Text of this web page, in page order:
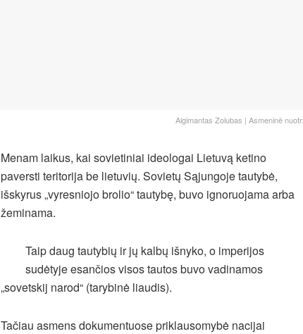
Algimantas Zolubas | Asmeninė nuotr.
Menam laikus, kai sovietiniai ideologai Lietuvą ketino
paversti teritorija be lietuvių. Sovietų Sąjungoje tautybė,
išskyrus „vyresniojo brolio“ tautybę, buvo ignoruojama arba
žeminama.
Taip daug tautybių ir jų kalbų išnyko, o imperijos
sudėtyje esančios visos tautos buvo vadinamos
„sovetskij narod“ (tarybinė liaudis).
Tačiau asmens dokumentuose priklausomybė nacijai